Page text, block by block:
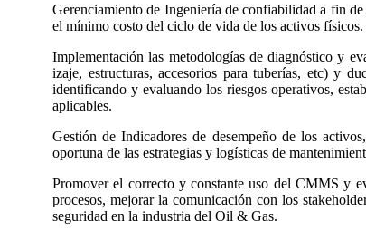
Gerenciamiento de Ingeniería de confiabilidad a fin
el mínimo costo del ciclo de vida de los activos físicos.
Implementación las metodologías de diagnóstico y
izaje, estructuras, accesorios para tuberías, etc) y
identificando y evaluando los riesgos operativos,
aplicables.
Gestión de Indicadores de desempeño de los
oportuna de las estrategias y logísticas de
Promover el correcto y constante uso del CMMS y
procesos, mejorar la comunicación con los
seguridad en la industria del Oil & Gas.